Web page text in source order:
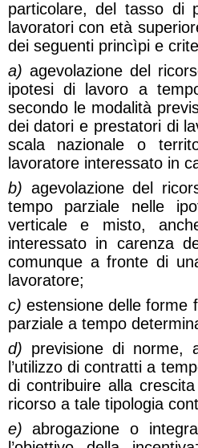
particolare, del tasso di
lavoratori con età
dei seguenti princìpi e
a) agevolazione del
ipotesi di lavoro a
secondo le modalità
dei datori e prestatori di
scala nazionale o
lavoratore interessato in
b) agevolazione del
tempo parziale nelle
verticale e misto,
interessato in carenza
comunque a fronte di
lavoratore;
c) estensione delle forme
parziale a tempo
d) previsione di norme,
l’utilizzo di contratti a
di contribuire alla
ricorso a tale tipologia
e) abrogazione o